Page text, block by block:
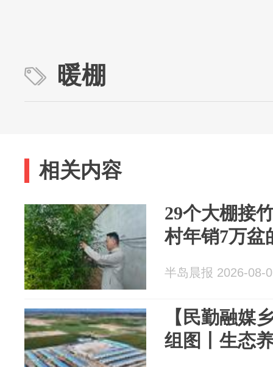
暖棚
相关内容
29个大棚接
村年销7万盆
半岛晨报 2026-08-
【民勤融媒
组图丨生态